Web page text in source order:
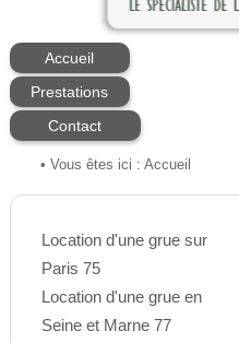
Accueil
Prestations
Contact
• Vous êtes ici : Accueil
Location d'une grue sur
Paris 75
Location d'une grue en
Seine et Marne 77